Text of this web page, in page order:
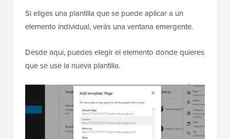
Si eliges una plantilla que se puede aplicar a un
elemento individual, verás una ventana emergente.
Desde aquí, puedes elegir el elemento donde quieres
que se use la nueva plantilla.